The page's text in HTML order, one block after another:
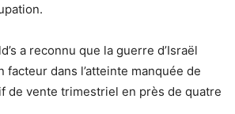
a reconnu que la guerre d’Israël
facteur dans l’atteinte manquée de
de vente trimestriel en près de quatre